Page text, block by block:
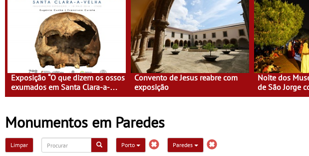
Exposição “O que dizem os ossos
exumados em Santa Clara-a-
Velha”
Convento de Jesus reabre com
exposição
Noite dos
de São Jorge
gratuita
Monumentos em Paredes
Limpar Porto Paredes